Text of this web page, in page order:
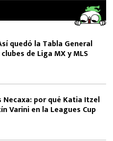
quedó la Tabla General
de Liga MX y MLS
Necaxa: por qué Katia Itzel
Varini en la Leagues Cup